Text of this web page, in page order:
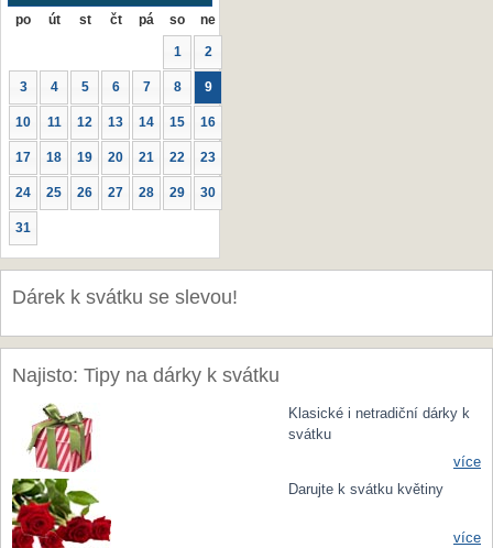
po út st čt pá so ne
1 2
3 4 5 6 7 8 9
10 11 12 13 14 15 16
17 18 19 20 21 22 23
24 25 26 27 28 29 30
31
Dárek k svátku se slevou!
Najisto: Tipy na dárky k svátku
Klasické i netradiční dárky k
svátku
více
Darujte k svátku květiny
více